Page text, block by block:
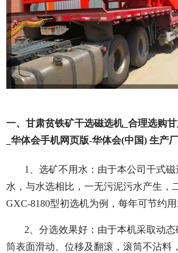
一、甘肃贫铁矿干选磁选机_合理选购
_华体会手机网页版-华体会(中国) 生产
1、选矿不用水：由于本公司干式
水，与水选相比，一无污泥污水产生，
GXC-8180型初选机为例，每年可节约用
2、分选效果好：由于本机采取动
筒表面滑动、位移及翻滚，滚筒不沾料